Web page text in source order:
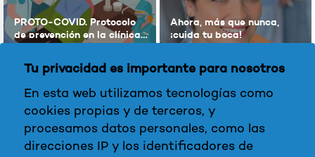
PROTO-COVID. Protocolo
de prevención en la clínica
dental frente al COVID-19
Ahora, más que nunca,
¡cuida tu boca!
_Expertos_
Tu privacidad es importante para nosotros
En esta web utilizamos tecnologías como
cookies propias y de terceros, y
procesamos datos personales, como las
direcciones IP y los identificadores de